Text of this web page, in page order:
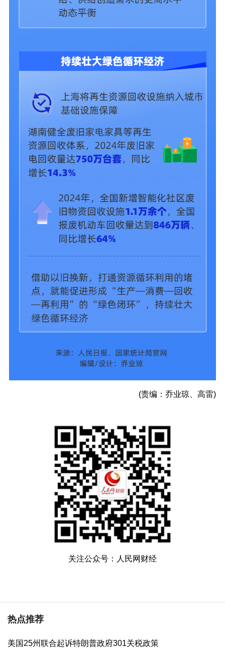
(责编：乔业琼、高雷)
关注公众号：人民网财经
热点推荐
美国25州联合起诉特朗普政府301关税政策